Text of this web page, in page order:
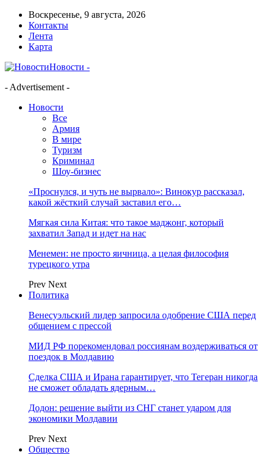
Воскресенье, 9 августа, 2026
Контакты
Лента
Карта
Новости -
- Advertisement -
Новости
Все
Армия
В мире
Туризм
Криминал
Шоу-бизнес
«Проснулся, и чуть не вырвало»: Винокур рассказал,
какой жёсткий случай заставил его…
Мягкая сила Китая: что такое маджонг, который
захватил Запад и идет на нас
Менемен: не просто яичница, а целая философия
турецкого утра
Prev Next
Политика
Венесуэльский лидер запросила одобрение США перед
общением с прессой
МИД РФ порекомендовал россиянам воздерживаться от
поездок в Молдавию
Сделка США и Ирана гарантирует, что Тегеран никогда
не сможет обладать ядерным…
Додон: решение выйти из СНГ станет ударом для
экономики Молдавии
Prev Next
Общество